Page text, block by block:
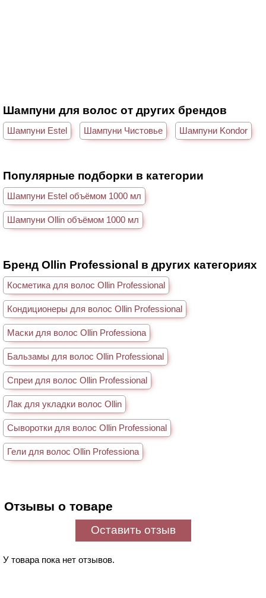
Шампуни для волос от других брендов
Шампуни Estel Шампуни Чистовье Шампуни Kondor
Популярные подборки в категории
Шампуни Estel объёмом 1000 мл
Шампуни Ollin объёмом 1000 мл
Бренд Ollin Professional в других категориях
Косметика для волос Ollin Professional
Кондиционеры для волос Ollin Professional
Маски для волос Ollin Professiona
Бальзамы для волос Ollin Professional
Спреи для волос Ollin Professional
Лак для укладки волос Ollin
Сыворотки для волос Ollin Professional
Гели для волос Ollin Professiona
Отзывы о товаре
Оставить отзыв
У товара пока нет отзывов.